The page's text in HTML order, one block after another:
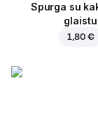
Spurga su
glaistu
1,80 €